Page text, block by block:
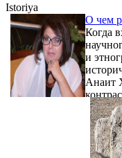
Istoriya
О чем
Когда
и
Анаит